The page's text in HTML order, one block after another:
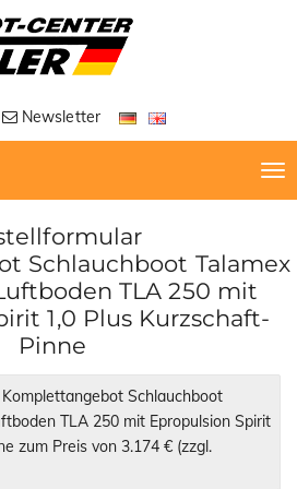
Newsletter
T
o
l
v
Schlauchboot Talamex
TLA 250 mit
1,0 Plus Kurzschaft-
Pinne